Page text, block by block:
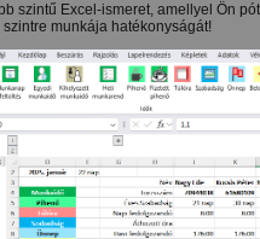
szintű Excel-ismeret, amellyel Ön
munkája hatékonyságát!